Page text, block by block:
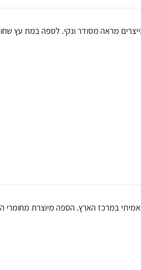
מראה מסודר ונקי. לספה במת עץ
במרכז הארץ. הספה מיוצרת מחומרי